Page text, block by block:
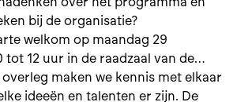
bij de organisatie?
welkom op maandag 29
tot 12 uur in de raadzaal van de
maken we kennis met elkaar
ideeën en talenten er zijn. De